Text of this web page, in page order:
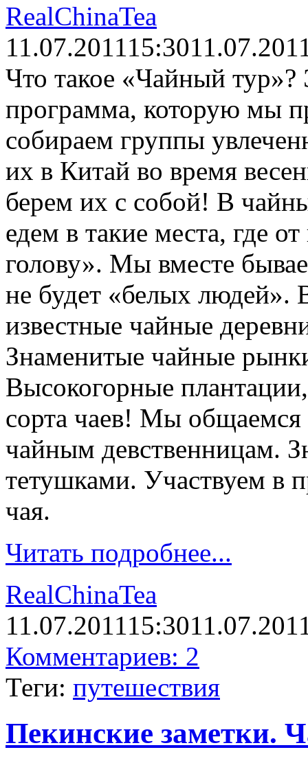
RealChinaTea
11.07.201115:30
Что такое «Чайный
программа, которую мы
собираем группы
их в Китай во время
берем их с собой! В
едем в такие места, где
голову». Мы вместе
не будет «белых людей».
известные чайные
Знаменитые чайные
Высокогорные
сорта чаев! Мы
чайным девственницам.
тетушками. Участвуем в
чая.
Читать подробнее...
RealChinaTea
11.07.201115:30
Комментариев: 2
Теги: путешествия
Пекинские заметки.